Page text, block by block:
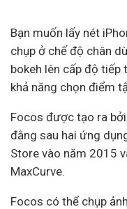
Bạn muốn lấy nét
chụp ở chế độ chân
bokeh lên cấp độ tiếp
khả năng chọn điểm
Focos được tạo ra
đằng sau hai ứng
Store vào năm 2015
MaxCurve.
Focos có thể chụp